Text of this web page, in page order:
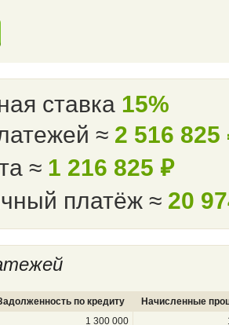
ставка 15%
≈ 2 516 825
≈ 1 216 825 ⃏
платёж ≈ 20
по кредиту
Начисленные
1 300 000